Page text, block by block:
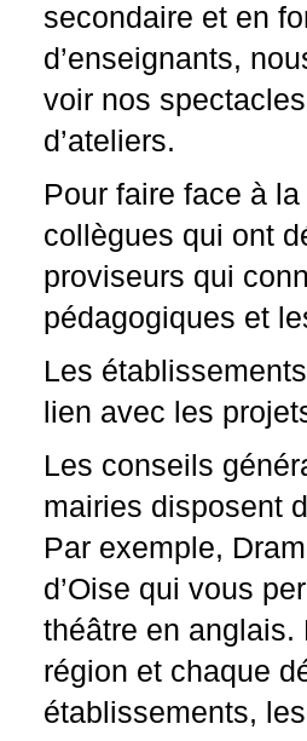
secondaire et en
d’enseignants,
voir nos
d’ateliers.
Pour faire face à
collègues qui ont
proviseurs qui
pédagogiques et
Les
lien avec les
Les conseils
mairies disposent
Par exemple,
d’Oise qui vous
théâtre en
région et chaque
établissements,